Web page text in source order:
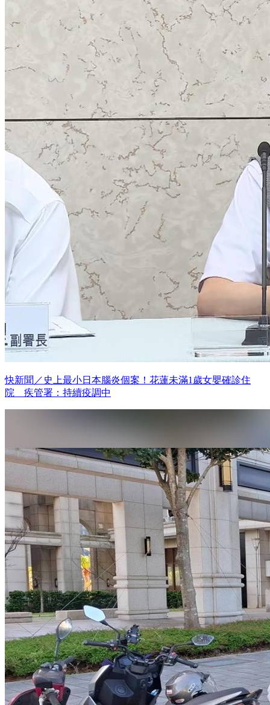
快新聞／史上最小日本腦炎個案！花蓮未滿1歲女嬰確診住
院 疾管署：持續疫調中